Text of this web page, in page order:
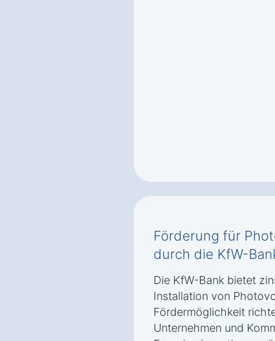
Förderung für
durch die KfW-
Die KfW-Bank bietet
Installation von
Fördermöglichkeit
Unternehmen und